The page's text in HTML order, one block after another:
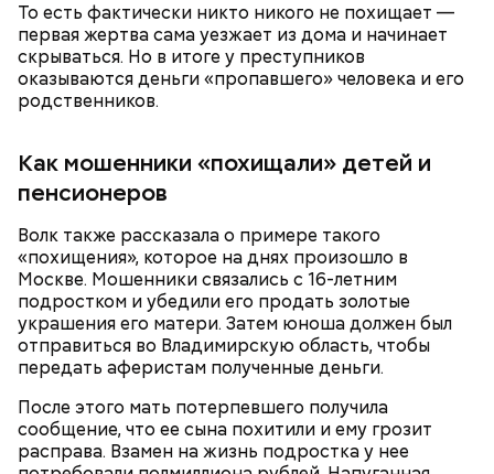
То есть фактически никто никого не похищает —
первая жертва сама уезжает из дома и начинает
скрываться. Но в итоге у преступников
оказываются деньги «пропавшего» человека и его
родственников.
Как мошенники «похищали» детей и
пенсионеров
Волк также рассказала о примере такого
«похищения», которое на днях произошло в
Москве. Мошенники связались с 16-летним
подростком и убедили его продать золотые
украшения его матери. Затем юноша должен был
отправиться во Владимирскую область, чтобы
передать аферистам полученные деньги.
После этого мать потерпевшего получила
сообщение, что ее сына похитили и ему грозит
расправа. Взамен на жизнь подростка у нее
В июле 2024 года Артема Миссюру задержали и
отправили в СИЗО, обвинив в убийстве двух лиц и
покушении на убийство еще семи человек. СМИ
прозвали обвиняемого «балашихинским
отравителем». Ровно через год
правоохранительные органы завершили
расследование и передали дело в суд. Начались
Миссюра родился в 1999 году. Окончил Московский
автомобильно-дорожный государственный
технический университет, после получения
репетитором по математике.
— За свои 20 лет Мухаммад успел оставить яркий
след в мире единоборств, его светлый образ
навсегда останется в наших сердцах. Соболезнуем
семье и близким! — прокомментировали трагедию
в Telegram-каналеAMC Fight Nights.